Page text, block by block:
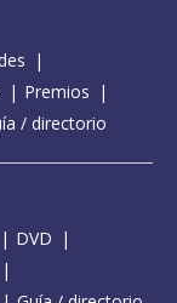
Premios
/ directorio
DVD